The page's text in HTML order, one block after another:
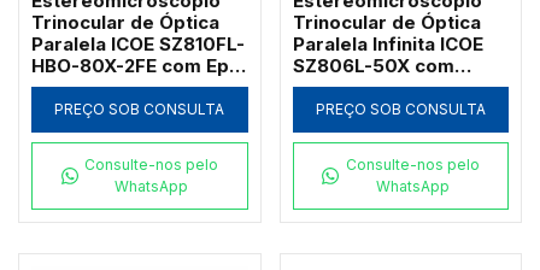
Trinocular de Óptica
Paralela ICOE SZ810FL-
HBO-80X-2FE com Epi-
Fluorescência
Mercúrio 100W e Foco
Coaxial
PREÇO SOB CONSULTA
Consulte-nos pelo
WhatsApp
Trinocular de Óptica
Paralela Infinita ICOE
SZ806L-50X com
Tablet 4K e Zoom até
50xPREÇO SOB CONSULTA
Consulte-nos pelo
WhatsApp